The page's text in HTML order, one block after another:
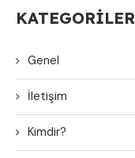
KATEGORILER
Genel
İletişim
Kimdir?